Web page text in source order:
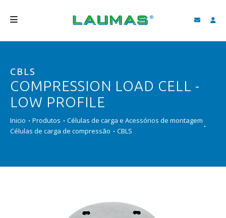
PRODUTOS
SERVIÇOS
VIDEOS
CBLS
COMPRESSION LOAD CELL -
LOW PROFILE
Inicio Produtos
Células de carga e Acessórios de montagem
Células de carga de compressão
CBLS